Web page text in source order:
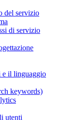
del servizio
di servizio
e il linguaggio
keywords)
utenti